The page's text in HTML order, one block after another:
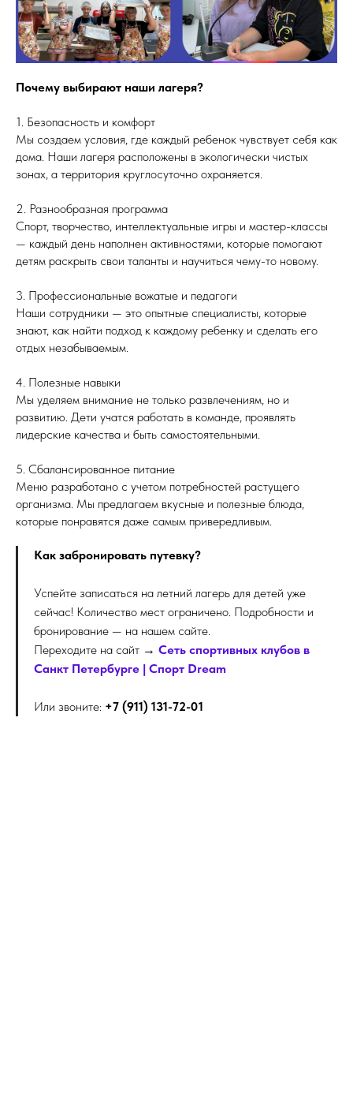
Почему выбирают наши лагеря?
1. Безопасность и комфорт
Мы создаем условия, где каждый ребенок чувствует себя как
дома. Наши лагеря расположены в экологически чистых
зонах, а территория круглосуточно охраняется.
2. Разнообразная программа
Спорт, творчество, интеллектуальные игры и мастер-классы
— каждый день наполнен активностями, которые помогают
детям раскрыть свои таланты и научиться чему-то новому.
3. Профессиональные вожатые и педагоги
Наши сотрудники — это опытные специалисты, которые
знают, как найти подход к каждому ребенку и сделать его
отдых незабываемым.
4. Полезные навыки
Мы уделяем внимание не только развлечениям, но и
развитию. Дети учатся работать в команде, проявлять
лидерские качества и быть самостоятельными.
5. Сбалансированное питание
Меню разработано с учетом потребностей растущего
организма. Мы предлагаем вкусные и полезные блюда,
которые понравятся даже самым привередливым.
Как забронировать путевку?
Успейте записаться на летний лагерь для детей уже
сейчас! Количество мест ограничено. Подробности и
бронирование — на нашем сайте.
Переходите на сайт → Сеть спортивных клубов в
Санкт Петербурге | Cпорт Dream
Или звоните: +7 (911) 131-72-01